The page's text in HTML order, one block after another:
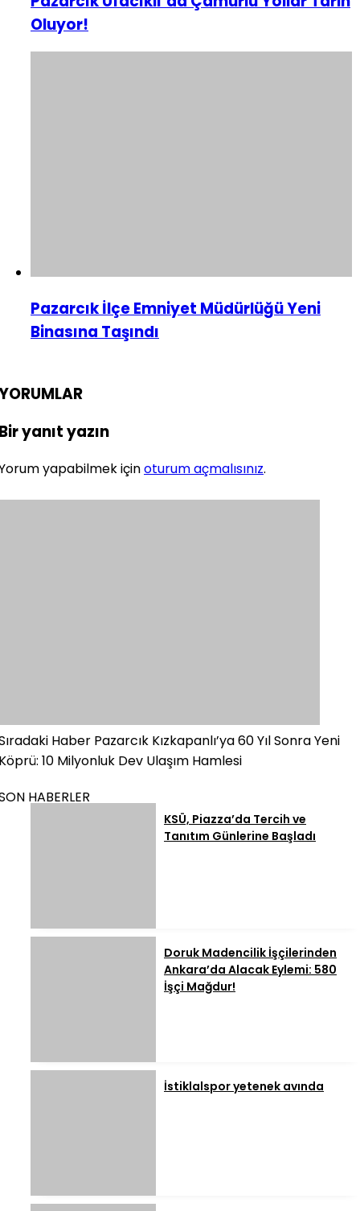
Oluyor!
Pazarcık İlçe Emniyet Müdürlüğü Yeni
Binasına Taşındı
yanıt yazın
yapabilmek içinoturum açmalısınız.
Haber Pazarcık Kızkapanlı’ya 60 Yıl Sonra Yeni
10 Milyonluk Dev Ulaşım Hamlesi
HABERLER
KSÜ, Piazza’da Tercih ve
Tanıtım Günlerine Başladı
Doruk Madencilik İşçilerinden
Ankara’da Alacak Eylemi: 580
İşçi Mağdur!
İstiklalspor yetenek avında